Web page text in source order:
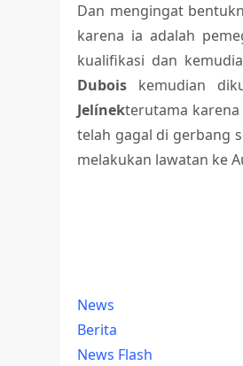
Dan mengingat
karena ia adalah
kualifikasi dan
Dubois kemudian
Jelínekterutama
telah gagal di gerbang
melakukan lawatan ke
News
Berita
News Flash